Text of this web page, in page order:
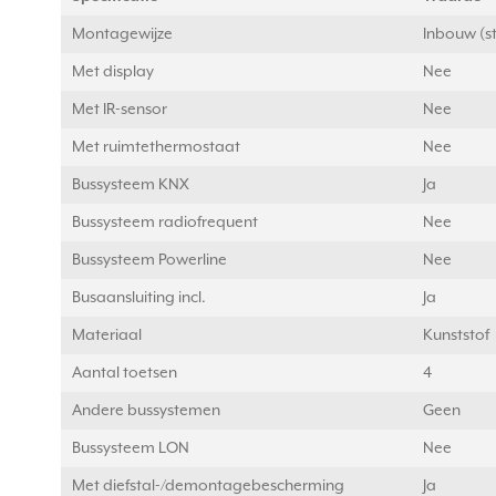
Montagewijze Inbouw
Met display Nee
Met IR-sensor Nee
Met ruimtethermostaat Nee
Bussysteem KNX Ja
Bussysteem radiofrequent Nee
Bussysteem Powerline Nee
Busaansluiting incl. Ja
Materiaal Kunststof
Aantal toetsen 4
Andere bussystemen Geen
Bussysteem LON Nee
Met diefstal-/demontagebescherming Ja